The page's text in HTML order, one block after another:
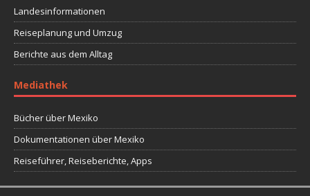
Landesinformationen
Reiseplanung und Umzug
Berichte aus dem Alltag
Mediathek
Bücher über Mexiko
Dokumentationen über Mexiko
Reiseführer, Reiseberichte, Apps